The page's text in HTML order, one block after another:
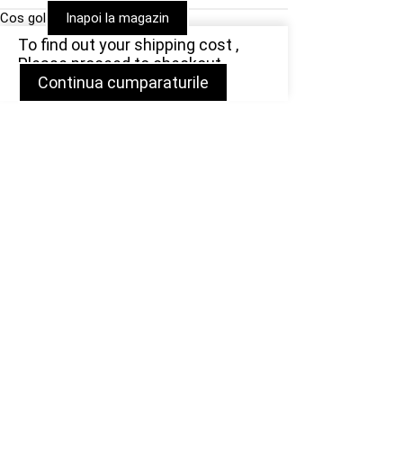
Cos gol Inapoi la magazin
To find out your shipping cost ,
Please proceed to checkout.
Continua cumparaturile